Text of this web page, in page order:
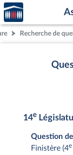
Aller au contenu
Aller en bas de la
Accèder
à la
page
d'accueilRecherche de
14e
Question
Finistère (4e